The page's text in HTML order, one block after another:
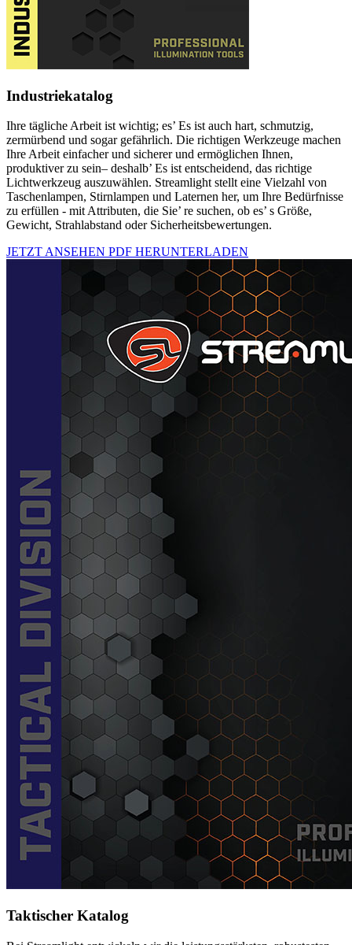
Industriekatalog
Ihre tägliche Arbeit ist wichtig; es’ Es ist auch hart, schmutzig,
zermürbend und sogar gefährlich. Die richtigen Werkzeuge machen
Ihre Arbeit einfacher und sicherer und ermöglichen Ihnen,
produktiver zu sein– deshalb’ Es ist entscheidend, das richtige
Lichtwerkzeug auszuwählen. Streamlight stellt eine Vielzahl von
Taschenlampen, Stirnlampen und Laternen her, um Ihre Bedürfnisse
zu erfüllen - mit Attributen, die Sie’ re suchen, ob es’ s Größe,
Gewicht, Strahlabstand oder Sicherheitsbewertungen.
JETZT ANSEHEN PDF HERUNTERLADEN
Taktischer Katalog